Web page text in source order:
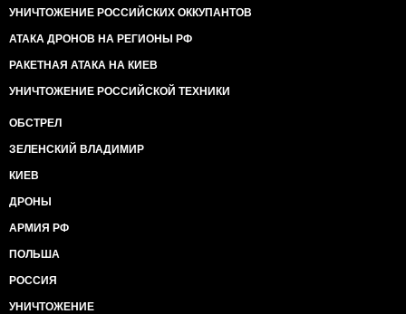
УНИЧТОЖЕНИЕ РОССИЙСКИХ ОККУПАНТОВ
АТАКА ДРОНОВ НА РЕГИОНЫ РФ
РАКЕТНАЯ АТАКА НА КИЕВ
УНИЧТОЖЕНИЕ РОССИЙСКОЙ ТЕХНИКИ
ОБСТРЕЛ
ЗЕЛЕНСКИЙ ВЛАДИМИР
КИЕВ
ДРОНЫ
АРМИЯ РФ
ПОЛЬША
РОССИЯ
УНИЧТОЖЕНИЕ